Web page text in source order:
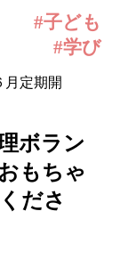
#子ども
#学び
ボラン
もちゃ
ださ